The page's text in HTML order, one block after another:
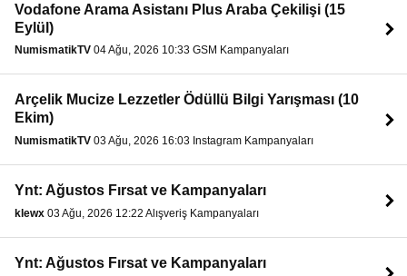
Vodafone Arama Asistanı Plus Araba Çekilişi (15
Eylül)
NumismatikTV 04 Ağu, 2026 10:33 GSM Kampanyaları
Arçelik Mucize Lezzetler Ödüllü Bilgi Yarışması (10
Ekim)
NumismatikTV 03 Ağu, 2026 16:03 Instagram Kampanyaları
Ynt: Ağustos Fırsat ve Kampanyaları
klewx 03 Ağu, 2026 12:22 Alışveriş Kampanyaları
Ynt: Ağustos Fırsat ve Kampanyaları